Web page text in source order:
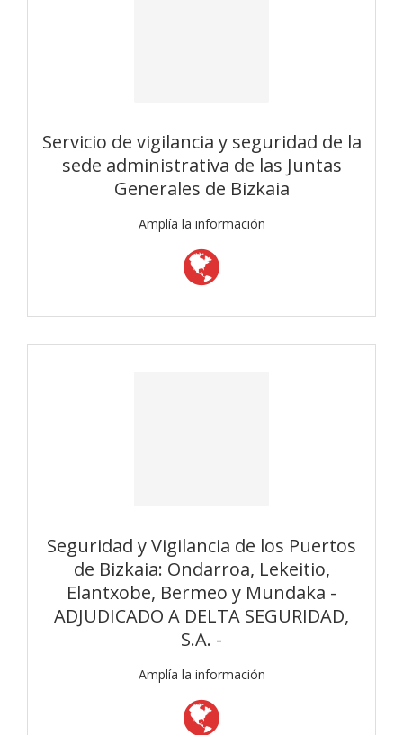
Servicio de vigilancia y seguridad de la
sede administrativa de las Juntas
Generales de Bizkaia
Amplía la información
Seguridad y Vigilancia de los Puertos
de Bizkaia: Ondarroa, Lekeitio,
Elantxobe, Bermeo y Mundaka -
ADJUDICADO A DELTA SEGURIDAD,
S.A. -
Amplía la información